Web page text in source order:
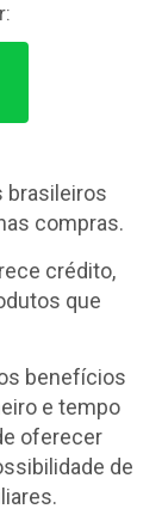
brasileiros
compras.
crédito,
que
benefícios
e tempo
oferecer
de